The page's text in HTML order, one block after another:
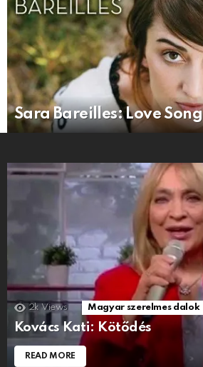
Sara Bareilles: Love Song
2k Views Magyar szerelmes dalok
Kovács Kati: Kötődés
READ MORE